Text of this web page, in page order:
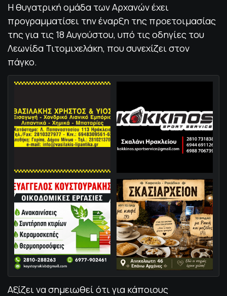
Η θυγατρική ομάδα των Αρχανών έχει
προγραμματίσει την έναρξη της προετοιμασίας
της για τις 18 Αυγούστου, υπό τις οδηγίες του
Λεωνίδα Τιτομιχελάκη, που συνεχίζει στον
πάγκο.
Αξίζει να σημειωθεί ότι για κάποιους